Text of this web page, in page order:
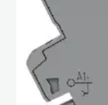
Motor Koruma Şalterleri
Aksesuarlar